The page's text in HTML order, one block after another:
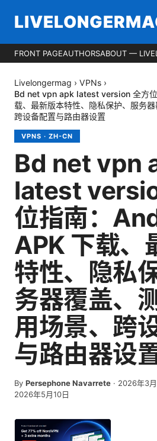
FRONT PAGEAUTHORSABOUT —
Livelongermag › VPNs ›
Bd net vpn apk latest version 全方
载、最新版本特性、隐私保护、服务器
跨设备配置与路由器设置
VPNS · ZH-CN
Bd net vpn
latest
位指南：
APK 下载、
特性、隐私
务器覆盖、
用场景、跨
与路由器设
By Persephone Navarrete · 2026年3
2026年5月10日